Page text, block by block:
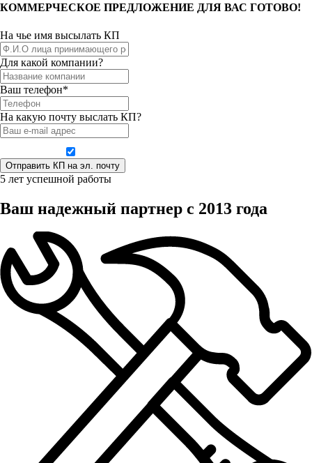
КОММЕРЧЕСКОЕ ПРЕДЛОЖЕНИЕ ДЛЯ ВАС ГОТОВО!
На чье имя высылать КП
Для какой компании?
Ваш телефон*
На какую почту выслать КП?
5 лет успешной работы
Ваш надежный партнер с 2013 года